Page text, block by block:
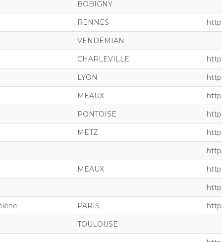
BOBIGNY
RENNES
VENDÉMIAN
CHARLEVILLE
LYON
MEAUX
PONTOISE
METZ
MEAUX
PARIS
TOULOUSE